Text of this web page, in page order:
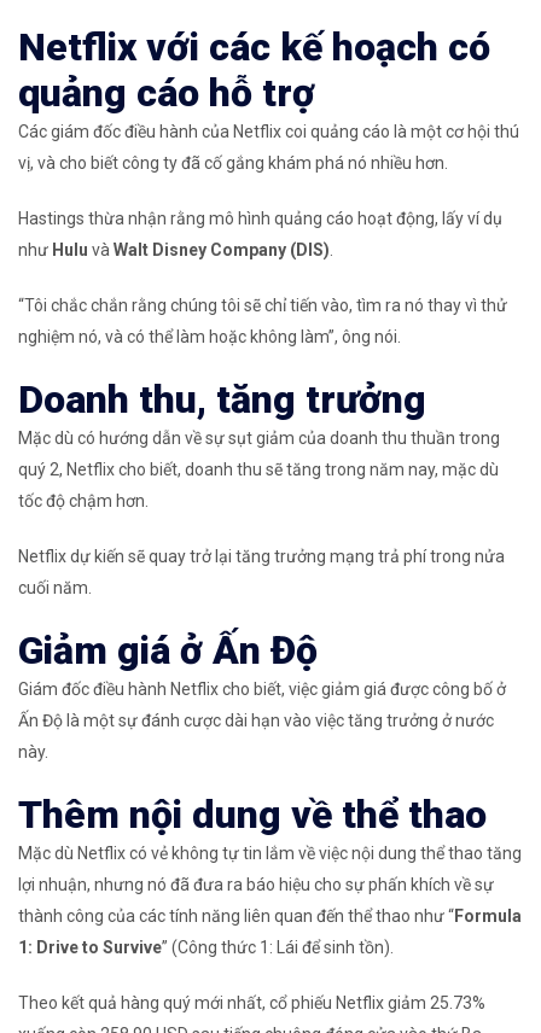
Netflix với các kế hoạch có
quảng cáo hỗ trợ
Các giám đốc điều hành của Netflix coi quảng cáo là một cơ hội thú
vị, và cho biết công ty đã cố gắng khám phá nó nhiều hơn.
Hastings thừa nhận rằng mô hình quảng cáo hoạt động, lấy ví dụ
như Hulu vàWalt Disney Company (DIS).
“Tôi chắc chắn rằng chúng tôi sẽ chỉ tiến vào, tìm ra nó thay vì thử
nghiệm nó, và có thể làm hoặc không làm”, ông nói.
Doanh thu, tăng trưởng
Mặc dù có hướng dẫn về sự sụt giảm của doanh thu thuần trong
quý 2, Netflix cho biết, doanh thu sẽ tăng trong năm nay, mặc dù
tốc độ chậm hơn.
Netflix dự kiến ​​sẽ quay trở lại tăng trưởng mạng trả phí trong nửa
cuối năm.
Giảm giá ở Ấn Độ
Giám đốc điều hành Netflix cho biết, việc giảm giá được công bố ở
Ấn Độ là một sự đánh cược dài hạn vào việc tăng trưởng ở nước
này.
Thêm nội dung về thể thao
Mặc dù Netflix có vẻ không tự tin lắm về việc nội dung thể thao tăng
lợi nhuận, nhưng nó đã đưa ra báo hiệu cho sự phấn khích về sự
thành công của các tính năng liên quan đến thể thao như “Formula
1: Drive to Survive” (Công thức 1: Lái để sinh tồn).
Theo kết quả hàng quý mới nhất, cổ phiếu Netflix giảm 25.73%